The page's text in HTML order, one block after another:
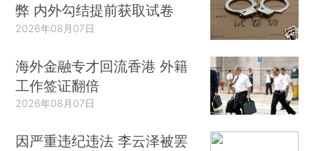
弊 内外勾结提前获取试卷
2026年08月07日
海外金融专才回流香港 外籍
工作签证翻倍
2026年08月07日
因严重违纪违法 李云泽被罢